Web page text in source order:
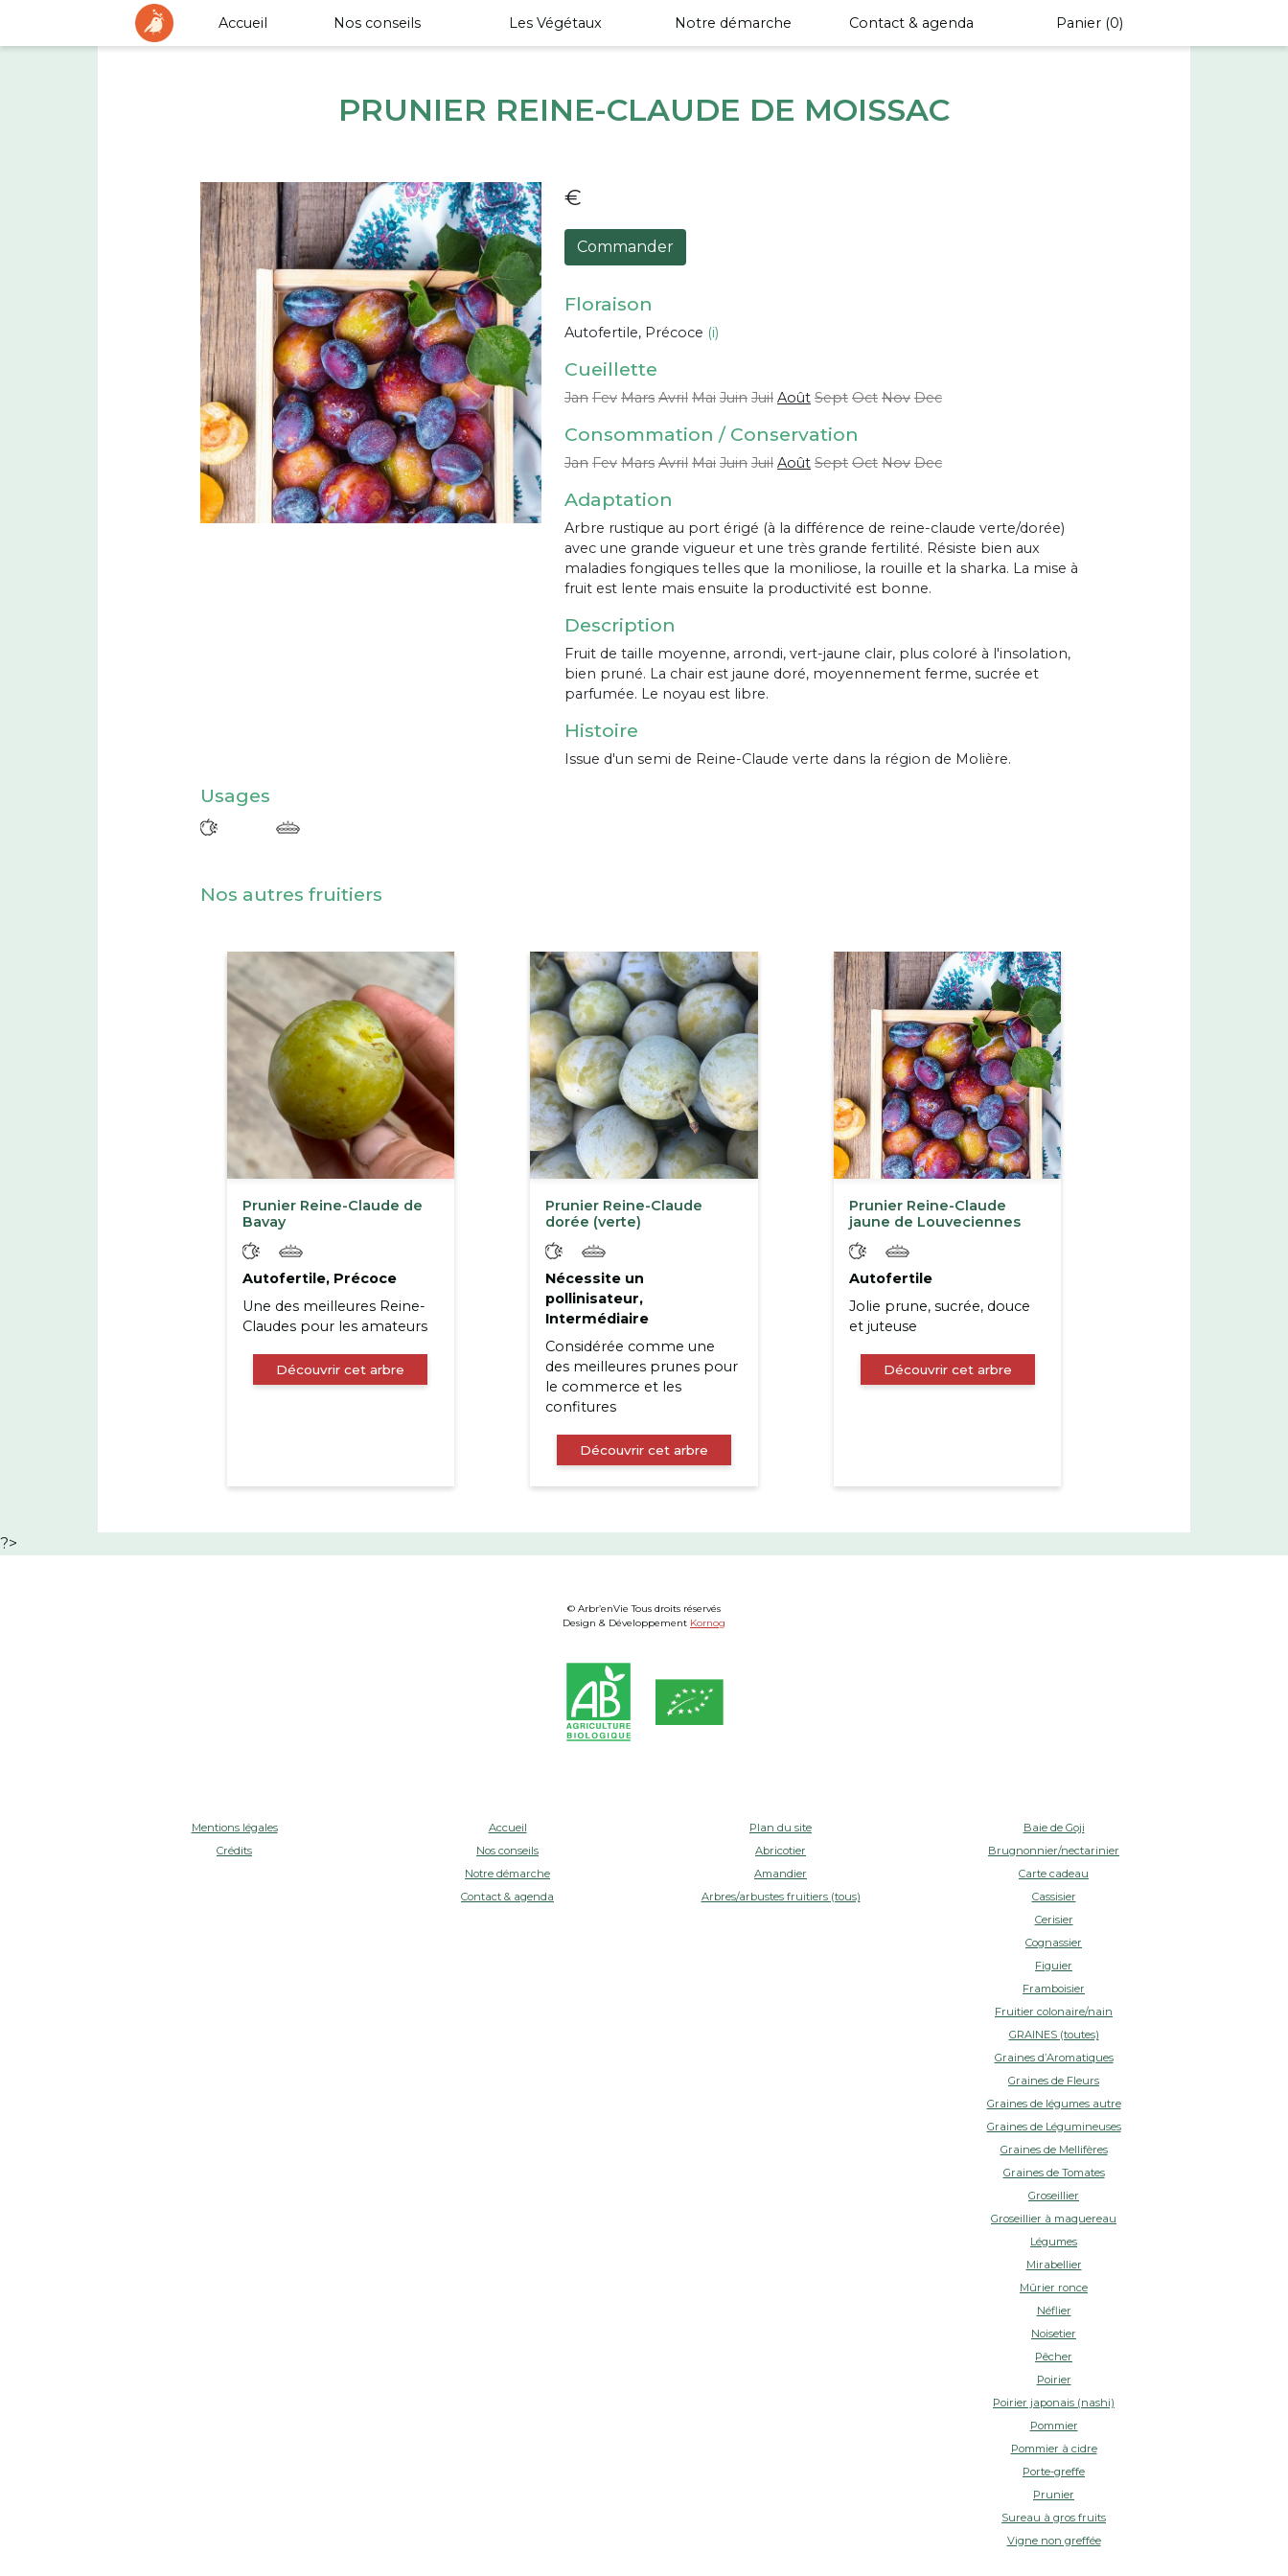
Accueil Nos conseils Les Végétaux Notre démarche Contact & agenda Panier (0)
PRUNIER REINE-CLAUDE DE MOISSAC
€
Commander
Floraison
Autofertile, Précoce (i)
Cueillette
Jan Fev Mars Avril Mai Juin Juil Août Sept Oct Nov Dec
Consommation / Conservation
Jan Fev Mars Avril Mai Juin Juil Août Sept Oct Nov Dec
Adaptation
Arbre rustique au port érigé (à la différence de reine-claude verte/dorée)
avec une grande vigueur et une très grande fertilité. Résiste bien aux
maladies fongiques telles que la moniliose, la rouille et la sharka. La mise à
fruit est lente mais ensuite la productivité est bonne.
Description
Fruit de taille moyenne, arrondi, vert-jaune clair, plus coloré à l'insolation,
bien pruné. La chair est jaune doré, moyennement ferme, sucrée et
parfumée. Le noyau est libre.
Histoire
Issue d'un semi de Reine-Claude verte dans la région de Molière.
Usages
Nos autres fruitiers
Prunier Reine-Claude de
Bavay
Autofertile, Précoce
Une des meilleures Reine-
Claudes pour les amateurs
Découvrir cet arbre
Prunier Reine-Claude
dorée (verte)
Nécessite un
pollinisateur,
Intermédiaire
Considérée comme une
des meilleures prunes pour
le commerce et les
confitures
Découvrir cet arbre
Prunier Reine-Claude
jaune de Louveciennes
Autofertile
Jolie prune, sucrée, douce
et juteuse
Découvrir cet arbre
?>
© Arbr’enVie Tous droits réservés
Design & Développement Kornog
Mentions légales
Crédits
Accueil
Nos conseils
Notre démarche
Contact & agenda
Plan du site
Abricotier
Amandier
Arbres/arbustes fruitiers (tous)
Baie de Goji
Brugnonnier/nectarinier
Carte cadeau
Cassisier
Cerisier
Cognassier
Figuier
Framboisier
Fruitier colonaire/nain
GRAINES (toutes)
Graines d’Aromatiques
Graines de Fleurs
Graines de légumes autre
Graines de Légumineuses
Graines de Mellifères
Graines de Tomates
Groseillier
Groseillier à maquereau
Légumes
Mirabellier
Mûrier ronce
Néflier
Noisetier
Pêcher
Poirier
Poirier japonais (nashi)
Pommier
Pommier à cidre
Porte-greffe
Prunier
Sureau à gros fruits
Vigne non greffée